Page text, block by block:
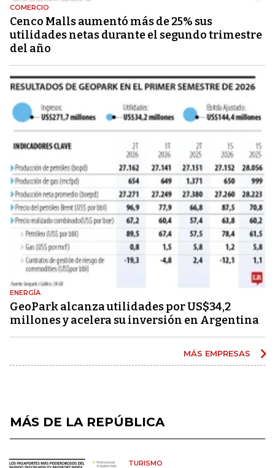
COMERCIO
Cenco Malls aumentó más de 25% sus
utilidades netas durante el segundo trimestre
del año
ENERGÍA
GeoPark alcanza utilidades por US$34,2
millones y acelera su inversión en Argentina
MÁS EMPRESAS
MÁS DE LA REPÚBLICA
TURISMO